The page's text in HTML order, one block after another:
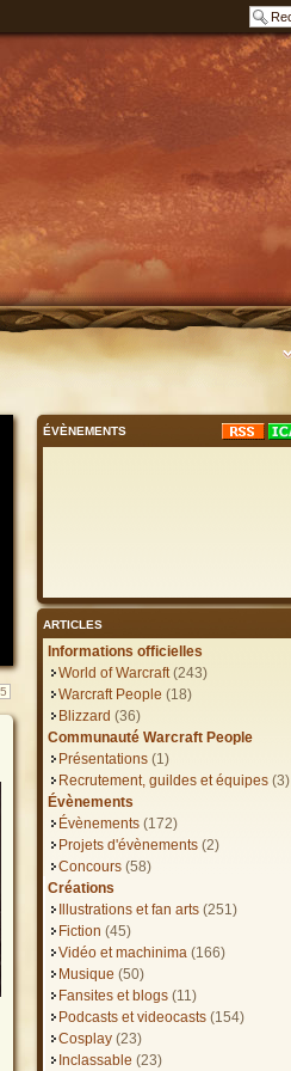
ÉVÈNEMENTS
ARTICLES
Informations officielles
World of Warcraft(243)
Warcraft People (18)
Blizzard (36)
Communauté Warcraft People
Présentations(1)
Recrutement, guildes et équipes(3)
Évènements
Évènements(172)
Projets d'évènements(2)
Concours(58)
Créations
Illustrations et fan arts(251)
Fiction (45)
Vidéo et machinima(166)
Musique (50)
Fansites et blogs(11)
Podcasts et videocasts(154)
Cosplay(23)
Inclassable (23)